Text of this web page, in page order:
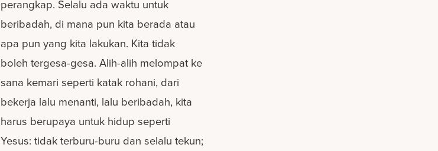
perangkap. Selalu ada waktu untuk
beribadah, di mana pun kita berada atau
apa pun yang kita lakukan. Kita tidak
boleh tergesa-gesa. Alih-alih melompat ke
sana kemari seperti katak rohani, dari
bekerja lalu menanti, lalu beribadah, kita
harus berupaya untuk hidup seperti
Yesus: tidak terburu-buru dan selalu tekun;